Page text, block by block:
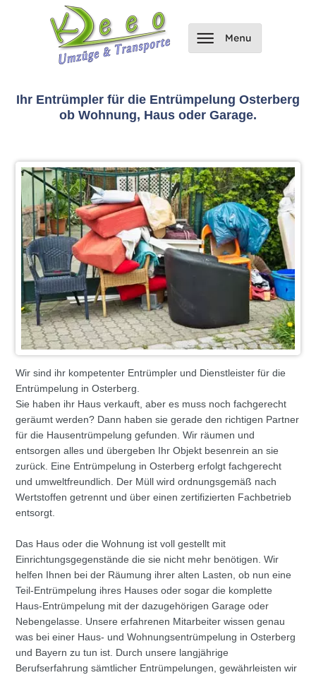
Ihr Entrümpler für die Entrümpelung Osterberg
ob Wohnung, Haus oder Garage.
Wir sind ihr kompetenter Entrümpler und Dienstleister für die
Entrümpelung in Osterberg.
Sie haben ihr Haus verkauft, aber es muss noch fachgerecht
geräumt werden? Dann haben sie gerade den richtigen Partner
für die Hausentrümpelung gefunden. Wir räumen und
entsorgen alles und übergeben Ihr Objekt besenrein an sie
zurück. Eine Entrümpelung in Osterberg erfolgt fachgerecht
und umweltfreundlich. Der Müll wird ordnungsgemäß nach
Wertstoffen getrennt und über einen zertifizierten Fachbetrieb
entsorgt.
Das Haus oder die Wohnung ist voll gestellt mit
Einrichtungsgegenstände die sie nicht mehr benötigen. Wir
helfen Ihnen bei der Räumung ihrer alten Lasten, ob nun eine
Teil-Entrümpelung ihres Hauses oder sogar die komplette
Haus-Entrümpelung mit der dazugehörigen Garage oder
Nebengelasse. Unsere erfahrenen Mitarbeiter wissen genau
was bei einer Haus- und Wohnungsentrümpelung in Osterberg
und Bayern zu tun ist. Durch unsere langjährige
Berufserfahrung sämtlicher Entrümpelungen, gewährleisten wir